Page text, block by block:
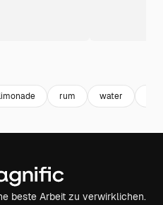
limonade rum water
beste Arbeit zu verwirklichen.